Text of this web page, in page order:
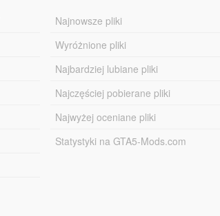
Najnowsze pliki
Wyróżnione pliki
Najbardziej lubiane pliki
Najczęściej pobierane pliki
Najwyżej oceniane pliki
Statystyki na GTA5-Mods.com